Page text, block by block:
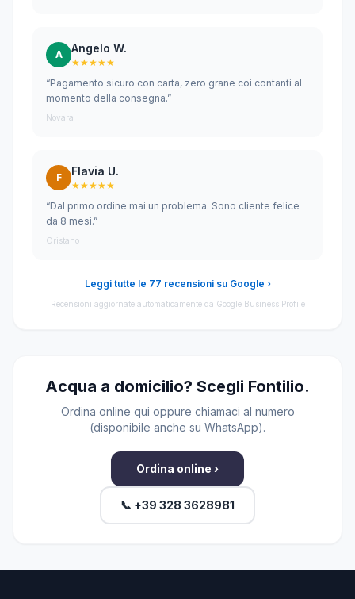
A Angelo W.
★★★★★
“Pagamento sicuro con carta, zero grane coi contanti al
momento della consegna.”
Novara
F Flavia U.
★★★★★
“Dal primo ordine mai un problema. Sono cliente felice
da 8 mesi.”
Oristano
Leggi tutte le 77 recensioni su Google ›
Recensioni aggiornate automaticamente da Google Business Profile
Acqua a domicilio? Scegli Fontilio.
Ordina online qui oppure chiamaci al numero
(disponibile anche su WhatsApp).
Ordina online ›
📞 +39 328 3628981